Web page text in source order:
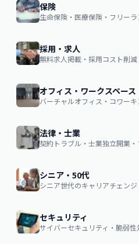
保険
生命保険・医療保険・フリー
採用・求人
無料求人掲載・採用コスト削
オフィス・ワークスペース
バーチャルオフィス・コワー
法律・士業
契約トラブル・士業独立開業
シニア・50代
シニア世代のキャリアチェン
セキュリティ
サイバーセキュリティ・脆弱